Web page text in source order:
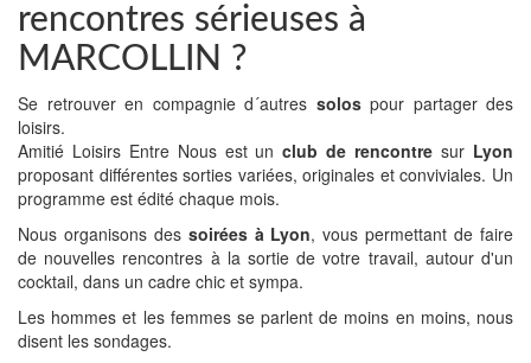
rencontres sérieuses à
MARCOLLIN ?
Se retrouver en compagnie d´autres solospour partager des
loisirs.
Amitié Loisirs Entre Nous est unclub de rencontre sur Lyon
proposant différentes sorties variées, originales et conviviales. Un
programme est édité chaque mois.
Nous organisons des soirées à Lyon, vous permettant de faire
de nouvelles rencontres à la sortie de votre travail, autour d'un
cocktail, dans un cadre chic et sympa.
Les hommes et les femmes se parlent de moins en moins, nous
disent les sondages.